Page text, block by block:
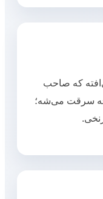
که صاحب
سرقت می‌شه؛